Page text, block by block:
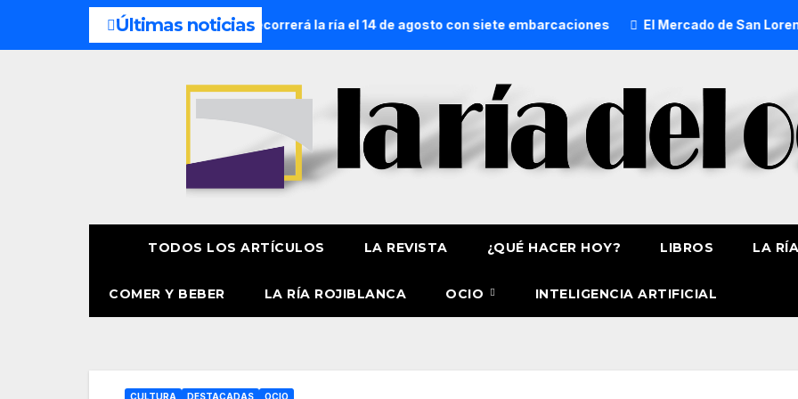
Últimas noticias
de la Amatxu de Begoña recorrerá la ría el 14 de agosto con siete embarcaciones El Mercado de San Lorenzo de
TODOS LOS ARTÍCULOS LA REVISTA ¿QUÉ HACER HOY? LIBROS LA
COMER Y BEBER LA RÍA ROJIBLANCA OCIO INTELIGENCIA ARTIFICIAL
CULTURA DESTACADAS OCIO